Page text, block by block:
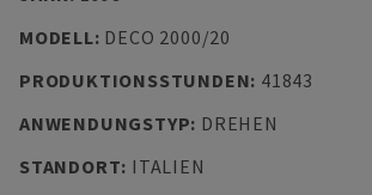
MODELL: DECO 2000/20
PRODUKTIONSSTUNDEN: 41843
ANWENDUNGSTYP: DREHEN
STANDORT: ITALIEN